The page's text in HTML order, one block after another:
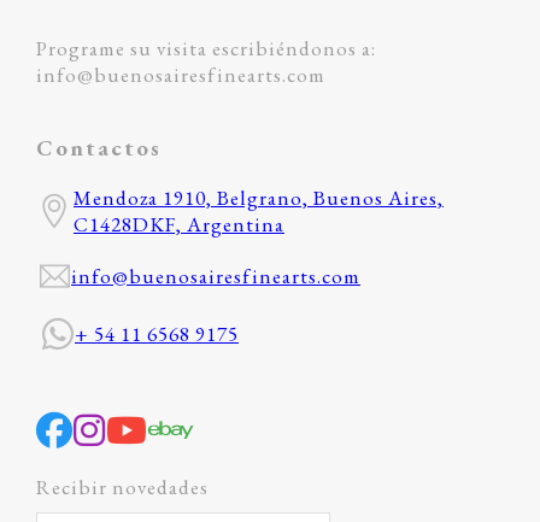
Programe su visita escribiéndonos a:
info@buenosairesfinearts.com
Contactos
Mendoza 1910, Belgrano, Buenos Aires,
C1428DKF, Argentina
info@buenosairesfinearts.com
+ 54 11 6568 9175
Recibir novedades